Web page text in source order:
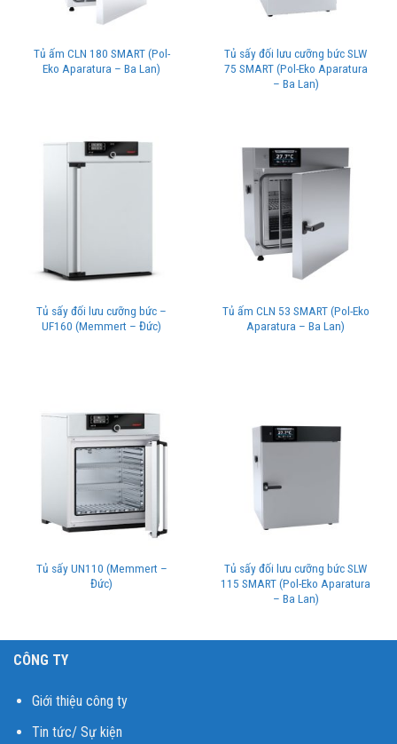
Tủ ấm CLN 180 SMART (Pol-
Eko Aparatura – Ba Lan)
Tủ sấy đối lưu cưỡng bức SLW
75 SMART (Pol-Eko Aparatura
– Ba Lan)
Tủ sấy đối lưu cưỡng bức –
UF160 (Memmert – Đức)
Tủ ấm CLN 53 SMART (Pol-Eko
Aparatura – Ba Lan)
Tủ sấy UN110 (Memmert –
Đức)
Tủ sấy đối lưu cưỡng bức SLW
115 SMART (Pol-Eko Aparatura
– Ba Lan)
CÔNG TY
Giới thiệu công ty
Tin tức/ Sự kiện